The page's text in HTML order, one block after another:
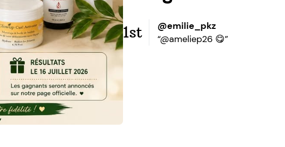
1st
@emilie_pkz
“@ameliep26 😋”